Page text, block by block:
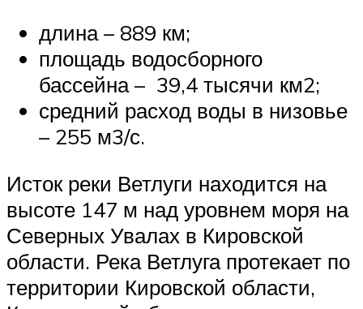
длина – 889 км;
площадь водосборного
бассейна – 39,4 тысячи км2;
средний расход воды в низовье
– 255 м3/с.
Исток реки Ветлуги находится на
высоте 147 м над уровнем моря на
Северных Увалах в Кировской
области. Река Ветлуга протекает по
территории Кировской области,